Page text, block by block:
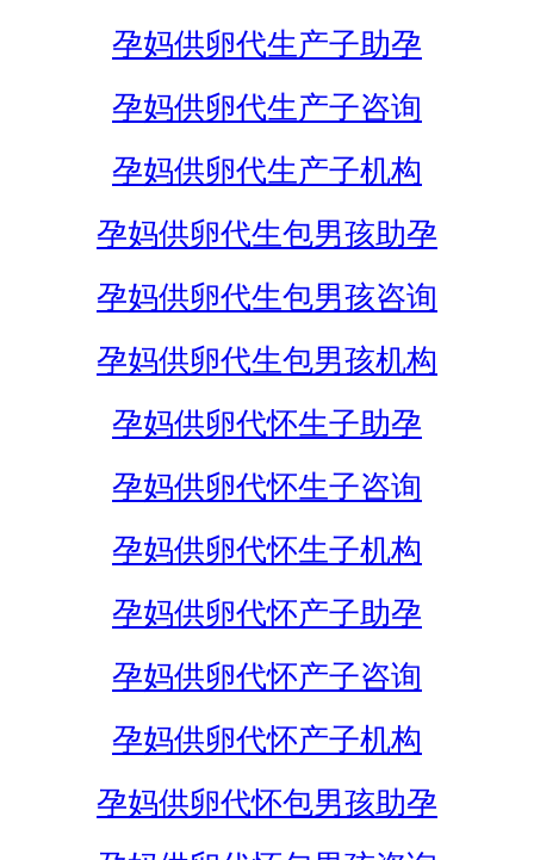
孕妈供卵代生产子助孕
孕妈供卵代生产子咨询
孕妈供卵代生产子机构
孕妈供卵代生包男孩助孕
孕妈供卵代生包男孩咨询
孕妈供卵代生包男孩机构
孕妈供卵代怀生子助孕
孕妈供卵代怀生子咨询
孕妈供卵代怀生子机构
孕妈供卵代怀产子助孕
孕妈供卵代怀产子咨询
孕妈供卵代怀产子机构
孕妈供卵代怀包男孩助孕